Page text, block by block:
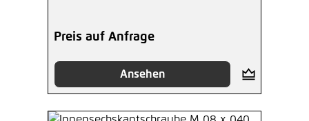
Preis auf Anfrage
Ansehen